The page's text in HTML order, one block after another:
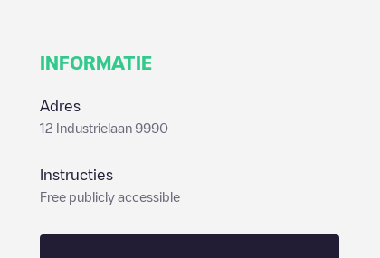
INFORMATIE
Adres
12 Industrielaan 9990
Instructies
Free publicly accessible